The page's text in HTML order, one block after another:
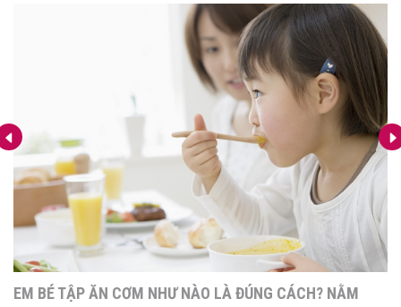
EM BÉ TẬP ĂN CƠM NHƯ NÀO LÀ ĐÚNG CÁCH? NẰM